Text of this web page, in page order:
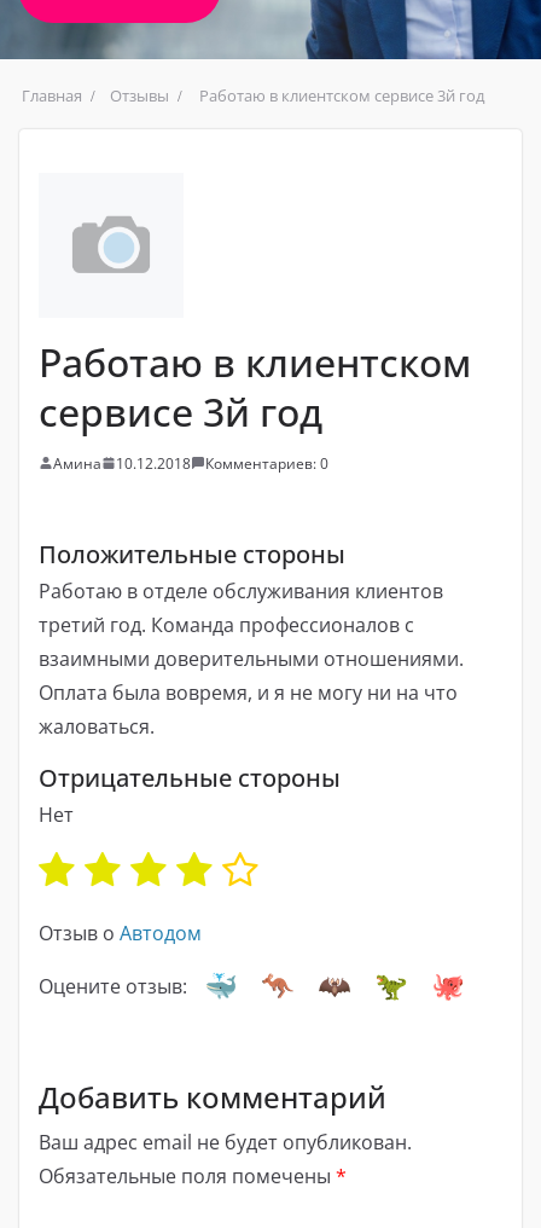
Главная Отзывы Работаю в клиентском сервисе 3й год
Работаю в клиентском
сервисе 3й год
Амина 10.12.2018 Комментариев: 0
Положительные стороны
Работаю в отделе обслуживания клиентов
третий год. Команда профессионалов с
взаимными доверительными отношениями.
Оплата была вовремя, и я не могу ни на что
жаловаться.
Отрицательные стороны
Нет
Отзыв о Автодом
Оцените отзыв:
Добавить комментарий
Ваш адрес email не будет опубликован.
Обязательные поля помечены *